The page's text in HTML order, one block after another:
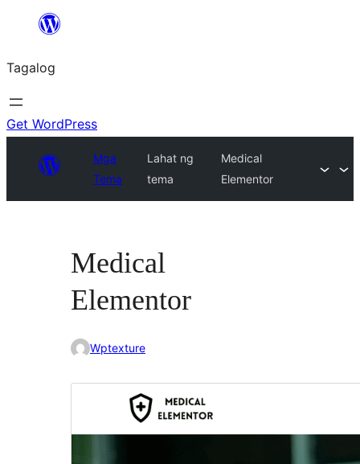
Lumaktaw
sa
content
Tagalog
Get WordPress
Mga
Tema
Lahat ng
tema
Medical
Elementor
Medical
Elementor
Wptexture